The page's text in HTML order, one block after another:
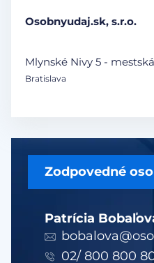
Zodpovedné
Patrícia
02/ 800 800
Osobnyudaj.sk, s.r.o.
Mlynské Nivy 5 -
Bratislava